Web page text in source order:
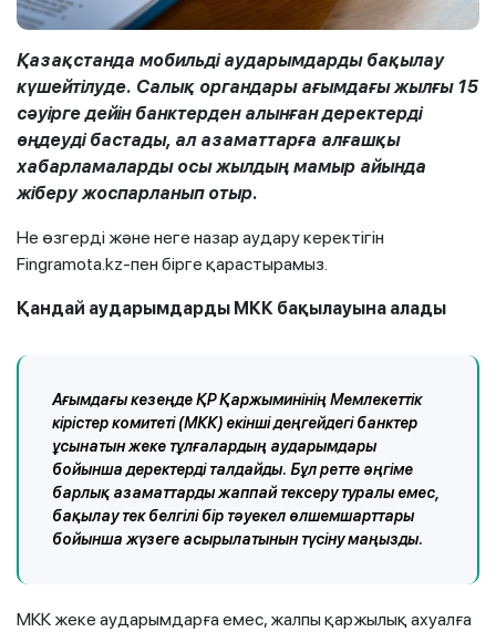
Қазақстанда мобильді аударымдарды бақылау
күшейтілуде. Салық органдары ағымдағы жылғы 15
сәуірге дейін банктерден алынған деректерді
өңдеуді бастады, ал азаматтарға алғашқы
хабарламаларды осы жылдың мамыр айында
жіберу жоспарланып отыр.
Не өзгерді және неге назар аудару керектігін
Fingramota.kz-пен бірге қарастырамыз.
Қандай аударымдарды МКК бақылауына алады
Ағымдағы кезеңде ҚР Қаржыминінің Мемлекеттік
кірістер комитеті (МКК) екінші деңгейдегі банктер
ұсынатын жеке тұлғалардың аударымдары
бойынша деректерді талдайды. Бұл ретте әңгіме
барлық азаматтарды жаппай тексеру туралы емес,
бақылау тек белгілі бір тәуекел өлшемшарттары
бойынша жүзеге асырылатынын түсіну маңызды.
МКК жеке аударымдарға емес, жалпы қаржылық ахуалға